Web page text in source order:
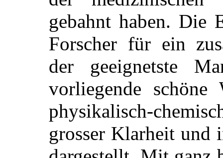
gebahnt haben. Die
Forscher für ein
der geeignetste
vorliegende
physikalisch-
grosser Klarheit und